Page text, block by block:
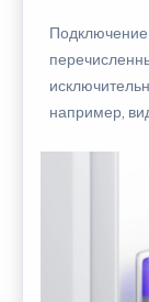
Подключение
например,